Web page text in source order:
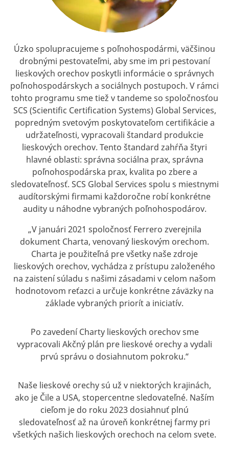
Úzko spolupracujeme s poľnohospodármi, väčšinou
drobnými pestovateľmi, aby sme im pri pestovaní
lieskových orechov poskytli informácie o správnych
poľnohospodárskych a sociálnych postupoch. V rámci
tohto programu sme tiež v tandeme so spoločnosťou
SCS (Scientific Certification Systems) Global Services,
popredným svetovým poskytovateľom certifikácie a
udržateľnosti, vypracovali štandard produkcie
lieskových orechov. Tento štandard zahŕňa štyri
hlavné oblasti: správna sociálna prax, správna
poľnohospodárska prax, kvalita po zbere a
sledovateľnosť. SCS Global Services spolu s miestnymi
audítorskými firmami každoročne robí konkrétne
audity u náhodne vybraných poľnohospodárov.
„V januári 2021 spoločnosť Ferrero zverejnila
dokument Charta, venovaný lieskovým orechom.
Charta je použiteľná pre všetky naše zdroje
lieskových orechov, vychádza z prístupu založeného
na zaistení súladu s našimi zásadami v celom našom
hodnotovom reťazci a určuje konkrétne záväzky na
základe vybraných priorít a iniciatív.
Po zavedení Charty lieskových orechov sme
vypracovali Akčný plán pre lieskové orechy a vydali
prvú správu o dosiahnutom pokroku.“
Naše lieskové orechy sú už v niektorých krajinách,
ako je Čile a USA, stopercentne sledovateľné. Naším
cieľom je do roku 2023 dosiahnuť plnú
sledovateľnosť až na úroveň konkrétnej farmy pri
všetkých našich lieskových orechoch na celom svete.